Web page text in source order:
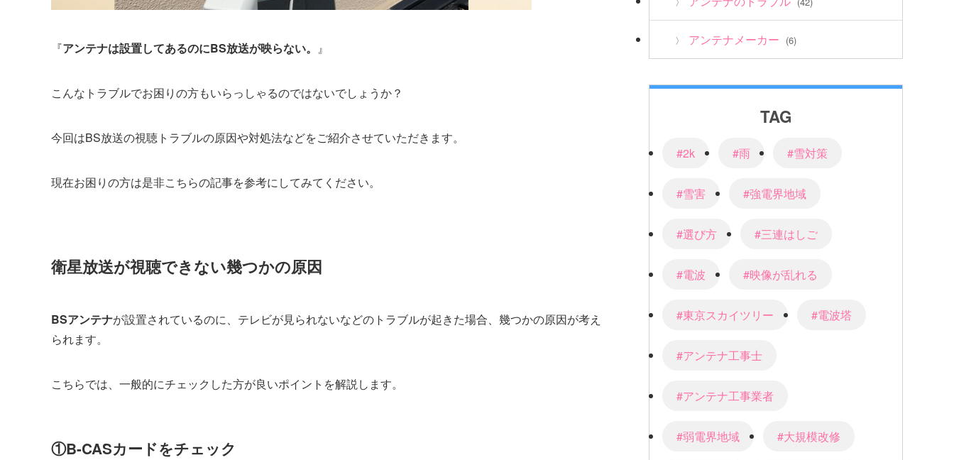
『アンテナは設置してあるのにBS放送が映らない。 』
こんなトラブルでお困りの方もいらっしゃるのではないでしょうか？
今回はBS放送の視聴トラブルの原因や対処法などをご紹介させていただきます。
現在お困りの方は是非こちらの記事を参考にしてみてください。
衛星放送が視聴できない幾つかの原因
BSアンテナが設置されているのに、テレビが見られないなどのトラブルが起きた場合、幾つかの原因が考え
られます。
こちらでは、一般的にチェックした方が良いポイントを解説します。
①B-CASカードをチェック
アンテナメーカー (6)
TAG
#2k #雨 #雪対策
#雪害 #強電界地域
#選び方 #三連はしご
#電波 #映像が乱れる
#東京スカイツリー #電波塔
#アンテナ工事士
#アンテナ工事業者
#弱電界地域 #大規模改修